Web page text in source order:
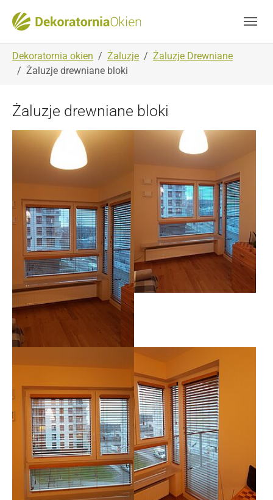
You are here:
Dekoratornia okien Żaluzje
Żaluzje Drewniane
Żaluzje drewniane bloki
Żaluzje drewniane bloki
Show larger version Show larger version
Show larger version